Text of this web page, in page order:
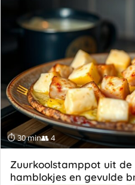
⏱ 30 min👥 4
Zuurkoolstamppot uit de
hamblokjes en gevulde